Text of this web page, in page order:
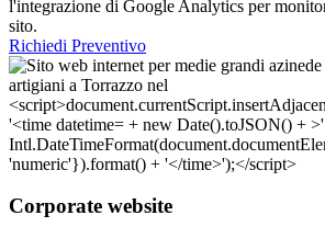
l'integrazione di Google Analytics per
sito.
Richiedi Preventivo
Corporate website